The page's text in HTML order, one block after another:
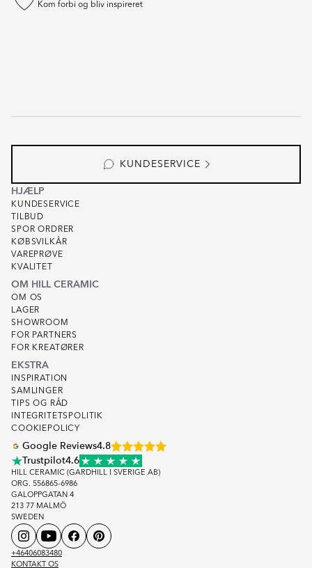
Kom forbi og bliv inspireret
KUNDESERVICE
HJÆLP
KUNDESERVICE
TILBUD
SPOR ORDRER
KØBSVILKÅR
VAREPRØVE
KVALITET
OM HILL CERAMIC
OM OS
LAGER
SHOWROOM
FOR PARTNERS
FOR KREATØRER
EKSTRA
INSPIRATION
SAMLINGER
TIPS OG RÅD
INTEGRITETSPOLITIK
COOKIEPOLICY
Google Reviews4.8
Trustpilot4.6
HILL CERAMIC (GARDHILL I SVERIGE AB)
ORG. 556865-6986
GALOPPGATAN 4
213 77 MALMÖ
SWEDEN
+46406083480
KONTAKT OS